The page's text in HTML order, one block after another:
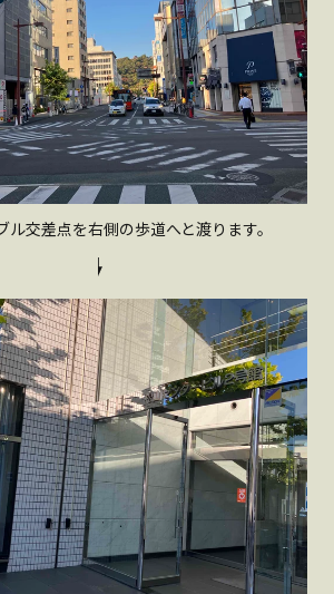
ル交差点を右側の歩道へと渡ります。